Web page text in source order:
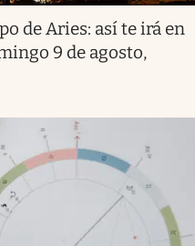
de Aries: así te irá en
9 de agosto,